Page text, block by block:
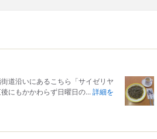
道沿いにあるこちら「サイゼリヤ
にもかかわらず日曜日の... 詳細を